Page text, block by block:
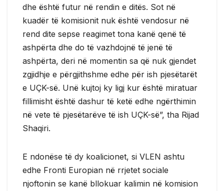
dhe është futur në rendin e ditës. Sot në
kuadër të komisionit nuk është vendosur në
rend dite sepse reagimet tona kanë qenë të
ashpërta dhe do të vazhdojnë të jenë të
ashpërta, deri në momentin sa që nuk gjendet
zgjidhje e përgjithshme edhe për ish pjesëtarët
e UÇK-së. Unë kujtoj ky ligj kur është miratuar
fillimisht është dashur të ketë edhe ngërthimin
në vete të pjesëtarëve të ish UÇK-së”, tha Rijad
Shaqiri.
E ndonëse të dy koalicionet, si VLEN ashtu
edhe Fronti Europian në rrjetet sociale
njoftonin se kanë bllokuar kalimin në komision